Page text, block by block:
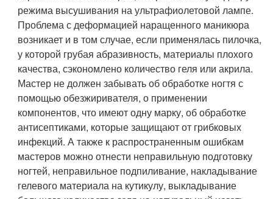
режима высушивания на ультрафиолетовой лампе.
Проблема с деформацией наращенного маникюра
возникает и в том случае, если применялась пилочка,
у которой грубая абразивность, материалы плохого
качества, сэкономлено количество геля или акрила.
Мастер не должен забывать об обработке ногтя с
помощью обезжиривателя, о применении
компонентов, что имеют одну марку, об обработке
антисептиками, которые защищают от грибковых
инфекций. А также к распространенным ошибкам
мастеров можно отнести неправильную подготовку
ногтей, неправильное подпиливание, накладывание
гелевого материала на кутикулу, выкладывание